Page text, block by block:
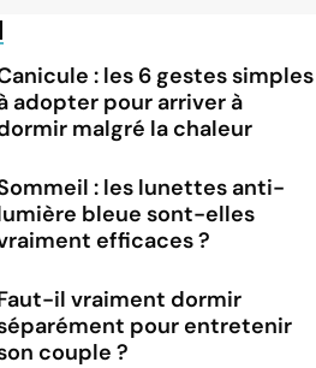
: les 6 gestes simples
adopter pour arriver à
malgré la chaleur
: les lunettes anti-
bleue sont-elles
efficaces ?
il vraiment dormir
pour entretenir
couple ?